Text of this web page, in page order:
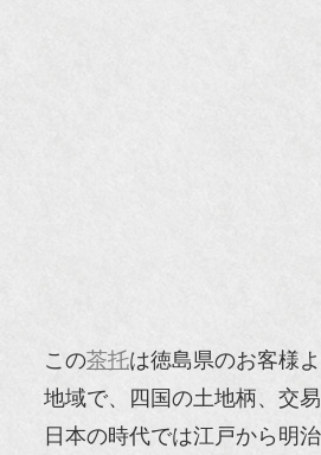
この茶托は徳島県のお客様
地域で、四国の土地柄、交
日本の時代では江戸から明